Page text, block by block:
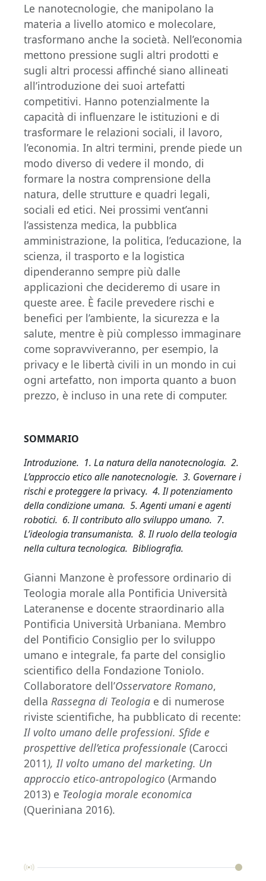
Le nanotecnologie, che manipolano la
materia a livello atomico e molecolare,
trasformano anche la società. Nell’economia
mettono pressione sugli altri prodotti e
sugli altri processi affinché siano allineati
all’introduzione dei suoi artefatti
competitivi. Hanno potenzialmente la
capacità di influenzare le istituzioni e di
trasformare le relazioni sociali, il lavoro,
l’economia. In altri termini, prende piede un
modo diverso di vedere il mondo, di
formare la nostra comprensione della
natura, delle strutture e quadri legali,
sociali ed etici. Nei prossimi vent’anni
l’assistenza medica, la pubblica
amministrazione, la politica, l’educazione, la
scienza, il trasporto e la logistica
dipenderanno sempre più dalle
applicazioni che decideremo di usare in
queste aree. È facile prevedere rischi e
benefici per l’ambiente, la sicurezza e la
salute, mentre è più complesso immaginare
come sopravviveranno, per esempio, la
privacy e le libertà civili in un mondo in cui
ogni artefatto, non importa quanto a buon
prezzo, è incluso in una rete di computer.
SOMMARIO
Introduzione. 1. La natura della nanotecnologia. 2.
L’approccio etico alle nanotecnologie. 3. Governare i
rischi e proteggere la privacy. 4. Il potenziamento
della condizione umana. 5. Agenti umani e agenti
robotici. 6. Il contributo allo sviluppo umano. 7.
L’ideologia transumanista. 8. Il ruolo della teologia
nella cultura tecnologica. Bibliografia.
Gianni Manzone è professore ordinario di
Teologia morale alla Pontificia Università
Lateranense e docente straordinario alla
Pontificia Università Urbaniana. Membro
del Pontificio Consiglio per lo sviluppo
umano e integrale, fa parte del consiglio
scientifico della Fondazione Toniolo.
Collaboratore dell’Osservatore Romano,
della Rassegna di Teologia e di numerose
riviste scientifiche, ha pubblicato di recente:
Il volto umano delle professioni. Sfide e
prospettive dell’etica professionale (Carocci
2011), Il volto umano del marketing. Un
approccio etico-antropologico (Armando
2013) e Teologia morale economica
(Queriniana 2016).